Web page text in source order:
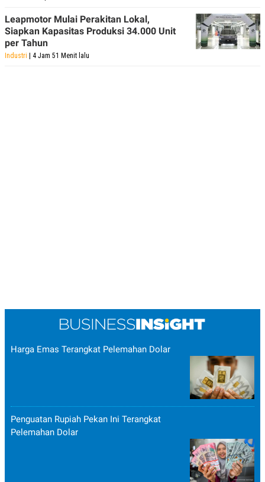
Leapmotor Mulai Perakitan Lokal,
Siapkan Kapasitas Produksi 34.000 Unit
per Tahun
Industri | 4 Jam 51 Menit lalu
Harga Emas Terangkat Pelemahan Dolar
Penguatan Rupiah Pekan Ini Terangkat
Pelemahan Dolar